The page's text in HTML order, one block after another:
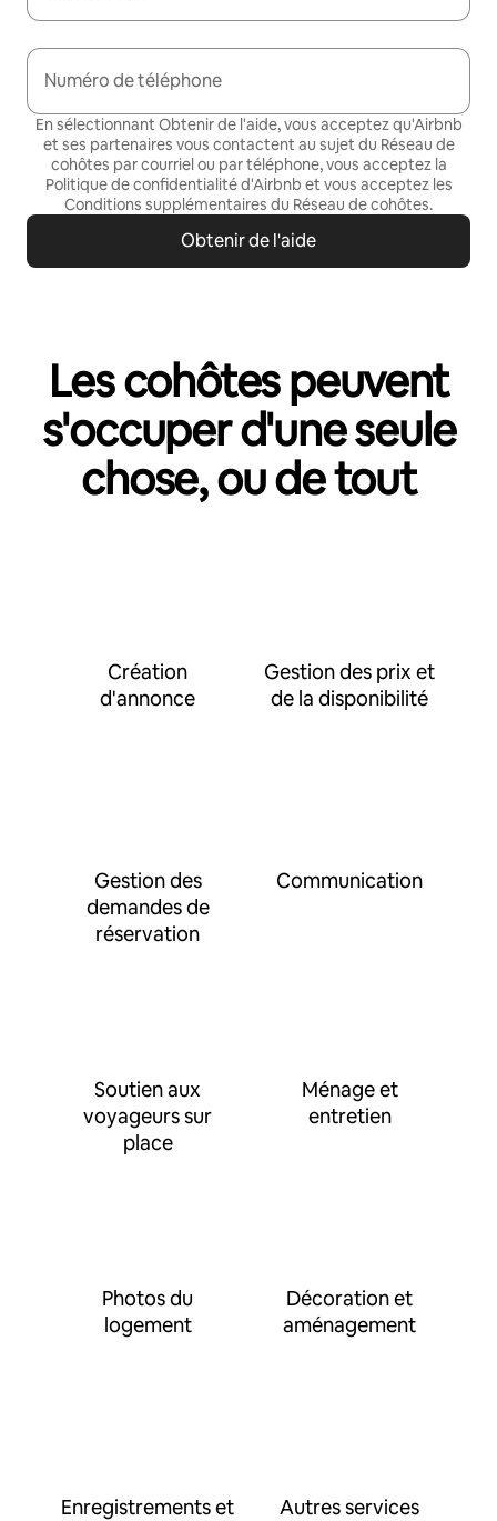
Numéro de téléphone
En sélectionnant Obtenir de l'aide, vous acceptez qu'Airbnb
et ses partenaires vous contactent au sujet du Réseau de
cohôtes par courriel ou par téléphone, vous acceptez la
Politique de confidentialitéd'Airbnb et vous acceptez les
Conditions supplémentaires du Réseau de cohôtes.
Obtenir de l'aide
Les cohôtes peuvent
s'occuper d'une seule
chose, ou de tout
Création
d'annonce
Gestion des prix et
de la disponibilité
Gestion des
demandes de
réservation
Communication
Soutien aux
voyageurs sur
place
Ménage et
entretien
Photos du
logement
Décoration et
aménagement
Enregistrements et Autres services